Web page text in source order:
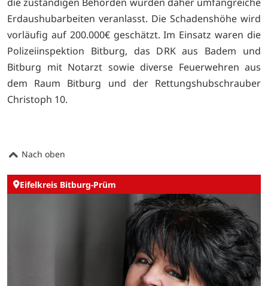
Erdaushubarbeiten veranlasst. Die Schadenshöhe wird
vorläufig auf 200.000€ geschätzt. Im Einsatz waren die
Polizeiinspektion Bitburg, das DRK aus Badem und
Bitburg mit Notarzt sowie diverse Feuerwehren aus
dem Raum Bitburg und der Rettungshubschrauber
Christoph 10.
Nach oben
Eifelkreis Bitburg-Prüm